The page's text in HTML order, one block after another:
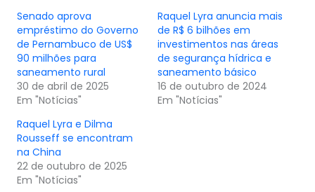
Senado aprova
empréstimo do Governo
de Pernambuco de US$
90 milhões para
saneamento rural
30 de abril de 2025
Em "Notícias"
Raquel Lyra anuncia mais
de R$ 6 bilhões em
investimentos nas áreas
de segurança hídrica e
saneamento básico
16 de outubro de 2024
Em "Notícias"
Raquel Lyra e Dilma
Rousseff se encontram
na China
22 de outubro de 2025
Em "Notícias"